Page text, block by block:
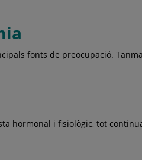
fonts de preocupació.
hormonal i fisiològic, tot